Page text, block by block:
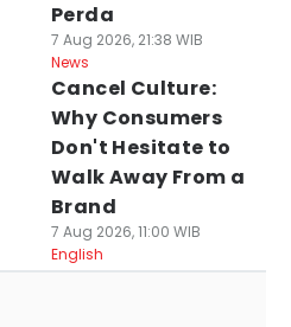
Perda
7 Aug 2026, 21:38 WIB
News
Cancel Culture:
Why Consumers
Don't Hesitate to
Walk Away From a
Brand
7 Aug 2026, 11:00 WIB
English